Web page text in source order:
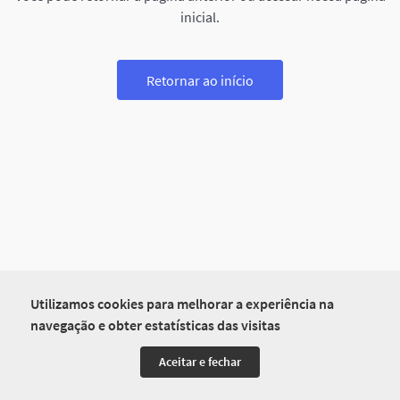
Utilizamos cookies para melhorar a experiência na
navegação e obter estatísticas das visitas
Aceitar e fechar
inicial.
Retornar ao início